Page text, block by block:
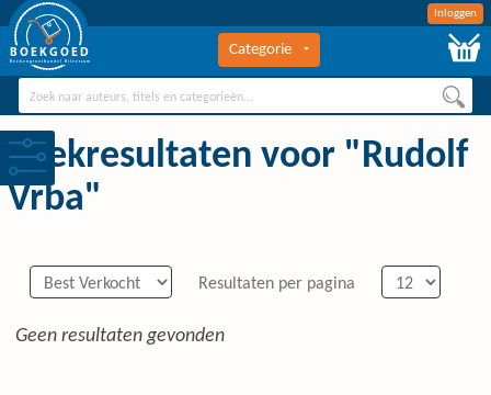
Inloggen
BOEKGOED
Boekengroothandel Hilversum
Categorie
Zoekresultaten voor "Rudolf
Vrba"
Resultaten per pagina
Geen resultaten gevonden